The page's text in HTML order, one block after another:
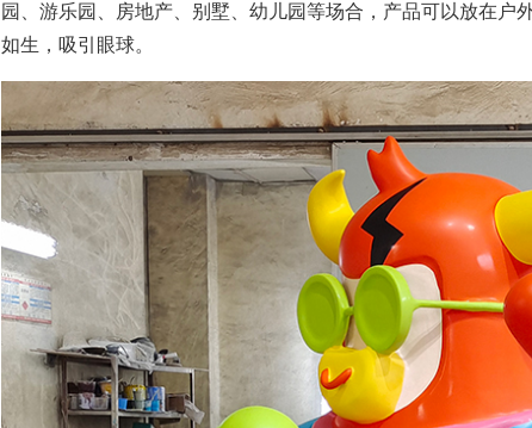
园、游乐园、房地产、别墅、幼儿园等场合，产品可以放在户
如生，吸引眼球。